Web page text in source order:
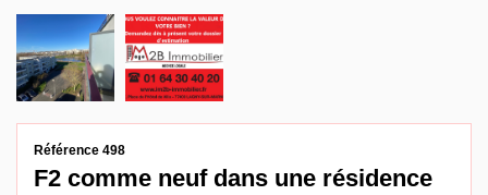
Référence 498
F2 comme neuf dans une résidence